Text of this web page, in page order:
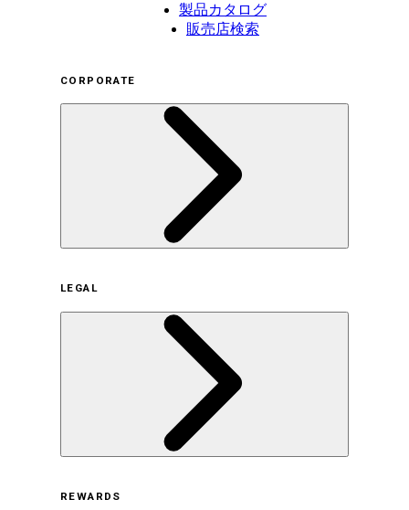
製品カタログ
販売店検索
CORPORATE
サステナビリティの取り組み（日本）
サステナビリティの取り組み（米国/英語）
ヒストリー
採用情報
LEGAL
REWARDS